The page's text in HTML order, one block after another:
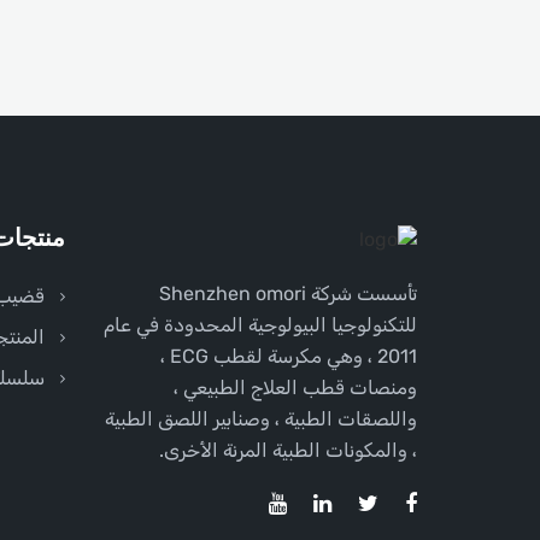
تأسست شركة Shenzhen omori
للتكنولوجيا البيولوجية المحدودة في عام
2011 ، وهي مكرسة لقطب ECG ،
ومنصات قطب العلاج الطبيعي ،
واللصقات الطبية ، وصنابير اللصق الطبية
، والمكونات الطبية المرنة الأخرى.